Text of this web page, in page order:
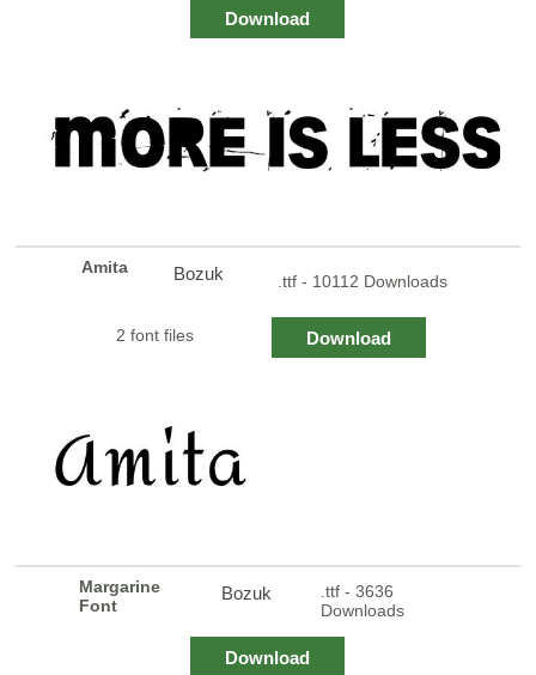
Download
Amita Bozuk .ttf - 10112 Downloads
2 font files Download
Margarine
Font
Bozuk
.ttf - 3636
Downloads
Download